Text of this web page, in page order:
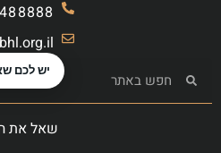
שאל את
יש לכם